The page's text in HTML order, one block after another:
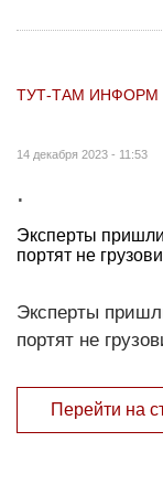
ТУТ-ТАМ ИНФОРМ
14 декабря 2023 - 11:53
.
Эксперты пришли
портят не
Эксперты
портят не
Перейти на